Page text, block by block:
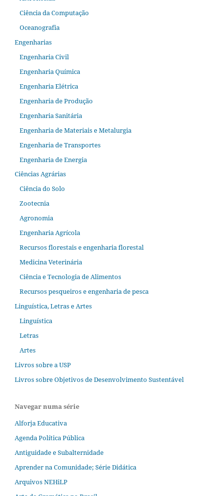
Ciência da Computação
Oceanografia
Engenharias
Engenharia Civil
Engenharia Química
Engenharia Elétrica
Engenharia de Produção
Engenharia Sanitária
Engenharia de Materiais e Metalurgia
Engenharia de Transportes
Engenharia de Energia
Ciências Agrárias
Ciência do Solo
Zootecnia
Agronomia
Engenharia Agrícola
Recursos florestais e engenharia florestal
Medicina Veterinária
Ciência e Tecnologia de Alimentos
Recursos pesqueiros e engenharia de pesca
Linguística, Letras e Artes
Linguística
Letras
Artes
Livros sobre a USP
Livros sobre Objetivos de Desenvolvimento Sustentável
Navegar numa série
Alforja Educativa
Agenda Política Pública
Antiguidade e Subalternidade
Aprender na Comunidade; Série Didática
Arquivos NEHiLP